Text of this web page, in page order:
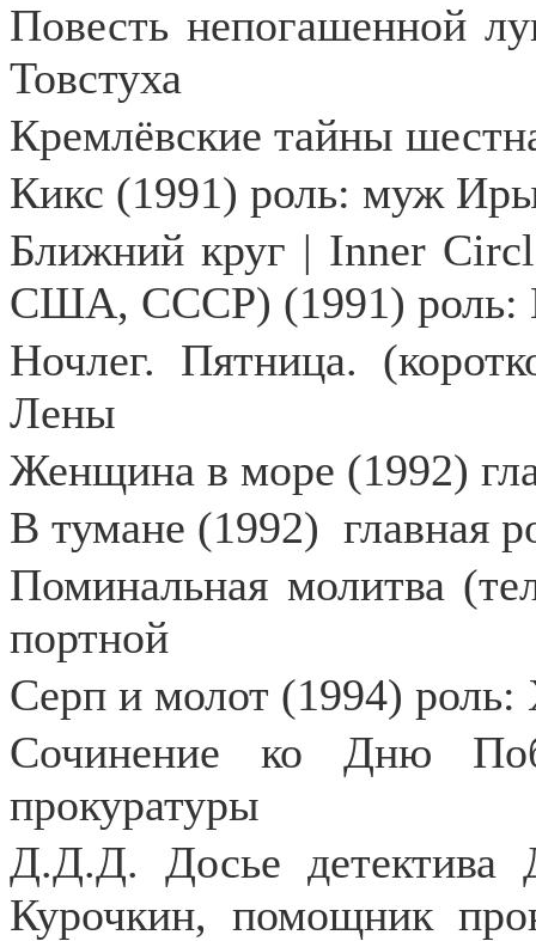
Повесть непогашенной
Товстуха
Кремлёвские тайны
Кикс (1991) роль: муж
Ближний круг | Inner
США, СССР) (1991) роль:
Ночлег. Пятница.
Лены
Женщина в море (1992)
В тумане (1992) главная
Поминальная молитва
портной
Серп и молот (1994) роль:
Сочинение ко Дню
прокуратуры
Д.Д.Д. Досье детектива
Курочкин, помощник